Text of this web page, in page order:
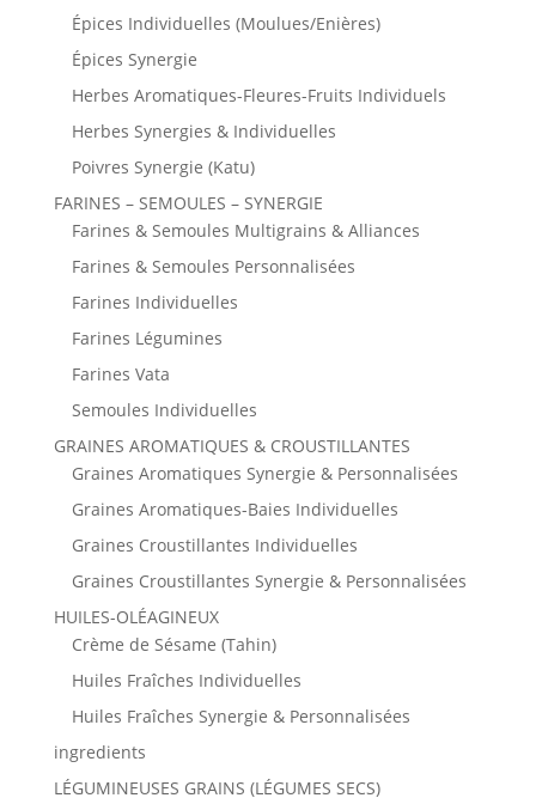
Épices Individuelles (Moulues/Enières)
Épices Synergie
Herbes Aromatiques-Fleures-Fruits Individuels
Herbes Synergies & Individuelles
Poivres Synergie (Katu)
FARINES – SEMOULES – SYNERGIE
Farines & Semoules Multigrains & Alliances
Farines & Semoules Personnalisées
Farines Individuelles
Farines Légumines
Farines Vata
Semoules Individuelles
GRAINES AROMATIQUES & CROUSTILLANTES
Graines Aromatiques Synergie & Personnalisées
Graines Aromatiques-Baies Individuelles
Graines Croustillantes Individuelles
Graines Croustillantes Synergie & Personnalisées
HUILES-OLÉAGINEUX
Crème de Sésame (Tahin)
Huiles Fraîches Individuelles
Huiles Fraîches Synergie & Personnalisées
ingredients
LÉGUMINEUSES GRAINS (LÉGUMES SECS)